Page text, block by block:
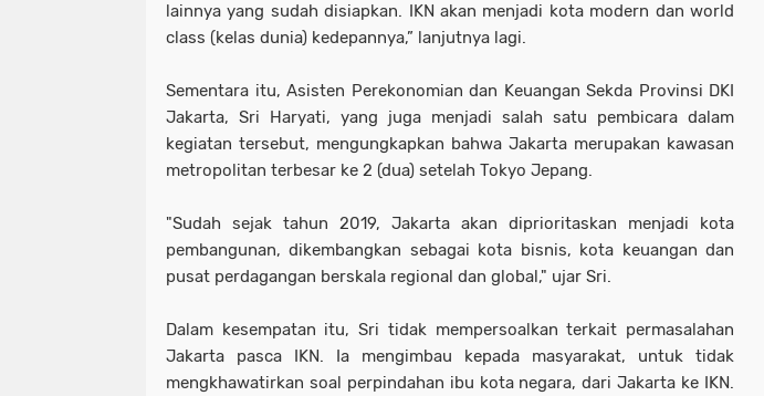
lainnya yang sudah disiapkan. IKN akan menjadi kota modern dan world
class (kelas dunia) kedepannya,” lanjutnya lagi.
Sementara itu, Asisten Perekonomian dan Keuangan Sekda Provinsi DKI
Jakarta, Sri Haryati, yang juga menjadi salah satu pembicara dalam
kegiatan tersebut, mengungkapkan bahwa Jakarta merupakan kawasan
metropolitan terbesar ke 2 (dua) setelah Tokyo Jepang.
"Sudah sejak tahun 2019, Jakarta akan diprioritaskan menjadi kota
pembangunan, dikembangkan sebagai kota bisnis, kota keuangan dan
pusat perdagangan berskala regional dan global," ujar Sri.
Dalam kesempatan itu, Sri tidak mempersoalkan terkait permasalahan
Jakarta pasca IKN. Ia mengimbau kepada masyarakat, untuk tidak
mengkhawatirkan soal perpindahan ibu kota negara, dari Jakarta ke IKN.